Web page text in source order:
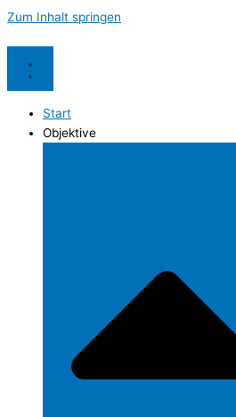
Zum Inhalt springen
Start
Objektive